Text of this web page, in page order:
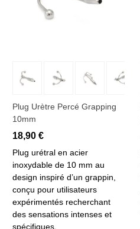
Plug Urètre Percé Grapping
10mm
18,90 €
Plug urétral en acier
inoxydable de 10 mm au
design inspiré d’un grappin,
conçu pour utilisateurs
expérimentés recherchant
des sensations intenses et
spécifiques.